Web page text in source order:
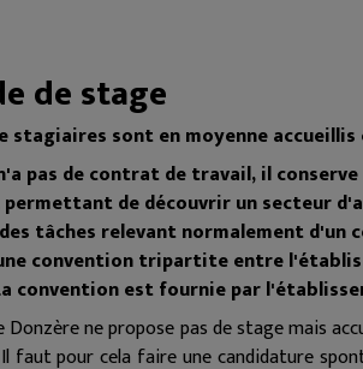
de stage
stagiaires sont en moyenne accueillis
pas de contrat de travail, il
permettant de découvrir un secteur
tâches relevant normalement
convention tripartite entre
convention est fournie par
Donzère ne propose pas de stage mais
faut pour cela faire une candidature